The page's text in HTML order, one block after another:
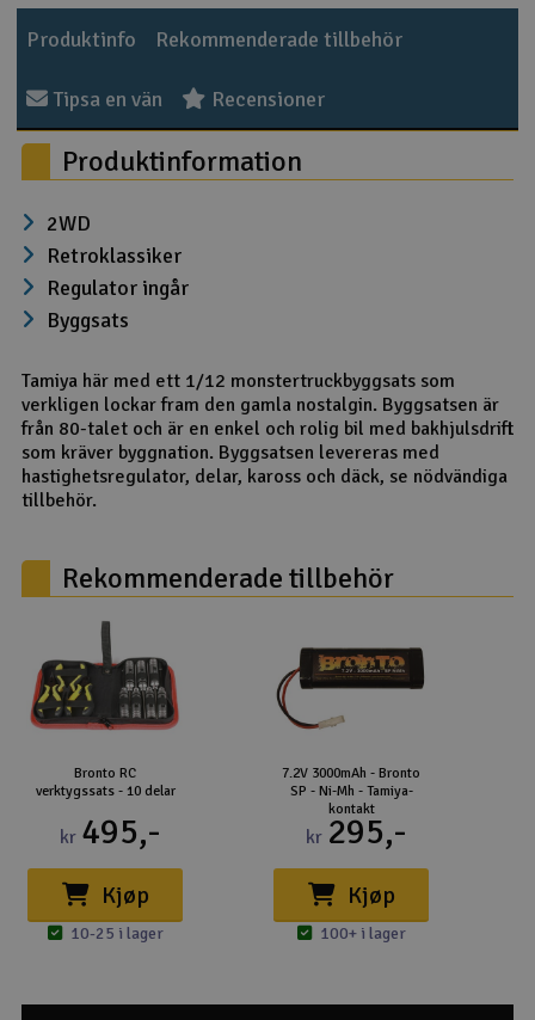
Produktinfo Rekommenderade tillbehör
Tipsa en vän Recensioner
Produktinformation
2WD
Retroklassiker
Regulator ingår
Byggsats
Tamiya här med ett 1/12 monstertruckbyggsats som
verkligen lockar fram den gamla nostalgin. Byggsatsen är
från 80-talet och är en enkel och rolig bil med bakhjulsdrift
som kräver byggnation. Byggsatsen levereras med
hastighetsregulator, delar, kaross och däck, se nödvändiga
tillbehör.
Rekommenderade tillbehör
Bronto RC
verktygssats - 10 delar
kr 495,-
Kjøp
10-25 i lager
7.2V 3000mAh - Bronto
SP - Ni-Mh - Tamiya-
kontakt
kr 295,-
Kjøp
100+ i lager